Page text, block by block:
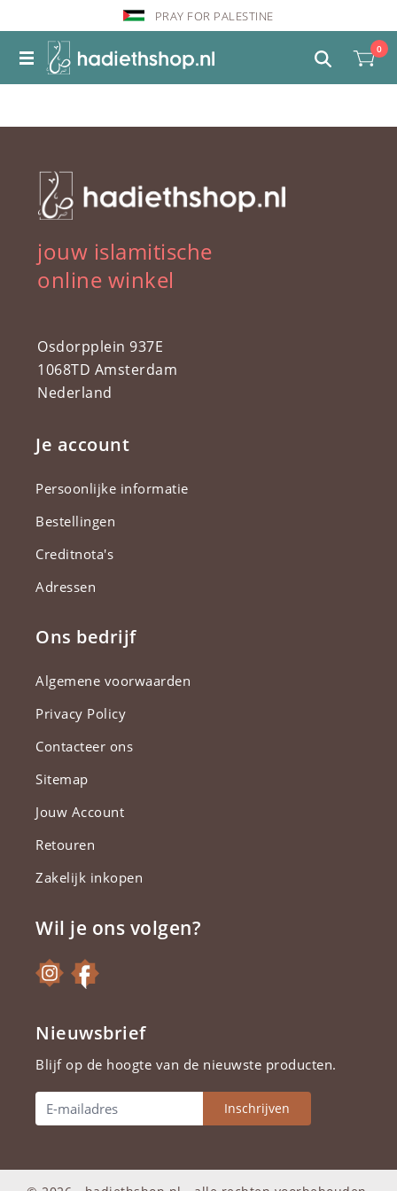
PRAY FOR PALESTINE
0
jouw islamitische
online winkel
Osdorpplein 937E
1068TD Amsterdam
Nederland
Je account
Persoonlijke informatie
Bestellingen
Creditnota's
Adressen
Ons bedrijf
Algemene voorwaarden
Privacy Policy
Contacteer ons
Sitemap
Jouw Account
Retouren
Zakelijk inkopen
Wil je ons volgen?
Nieuwsbrief
Blijf op de hoogte van de nieuwste producten.
Inschrijven